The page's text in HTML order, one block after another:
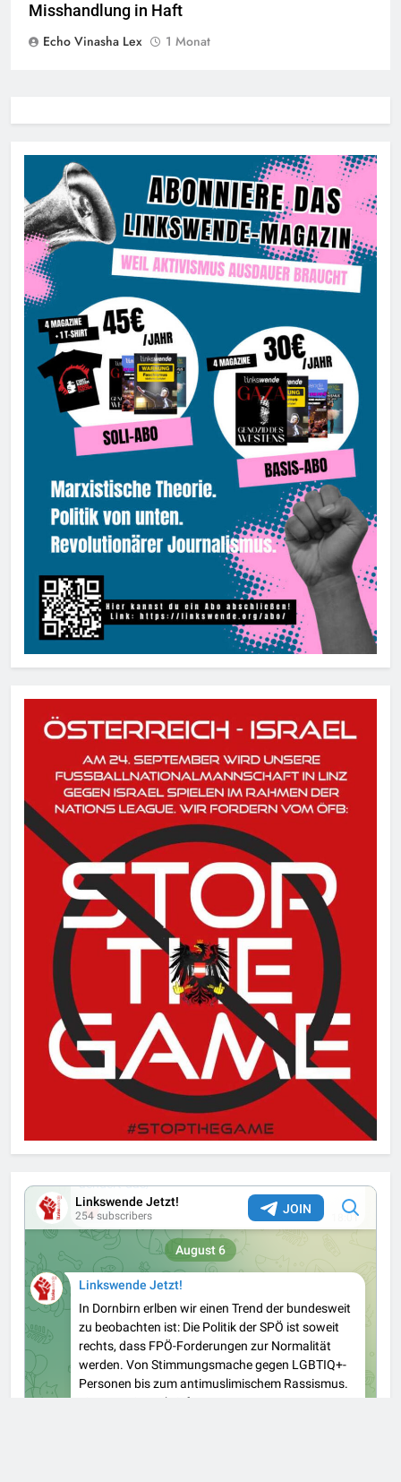
Misshandlung in Haft
Echo Vinasha Lex
1 Monat